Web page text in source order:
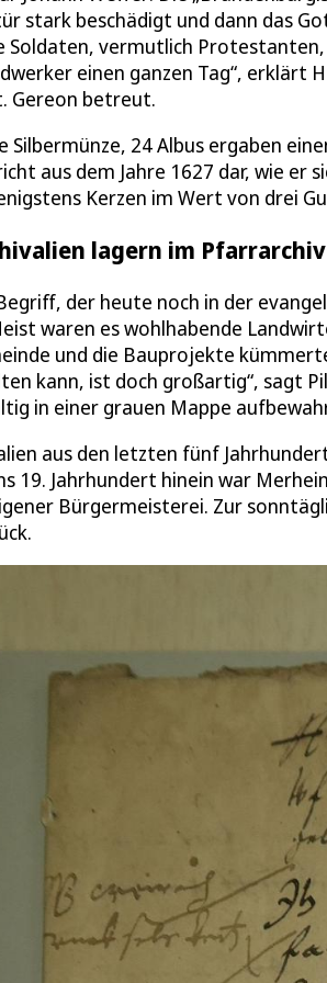
stark beschädigt und dann das
Soldaten, vermutlich
einen ganzen Tag“, erklärt
Gereon betreut.
Silbermünze, 24 Albus ergaben
aus dem Jahre 1627 dar, wie
Kerzen im Wert von drei
lagern im
der heute noch in der
waren es wohlhabende
und die Bauprojekte
kann, ist doch großartig“, sagt
in einer grauen Mappe
aus den letzten fünf
19. Jahrhundert hinein war
Bürgermeisterei. Zur